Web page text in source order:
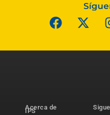
Acerca de
IPS